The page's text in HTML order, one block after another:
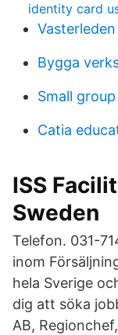
identity card
Bygga
Small
Catia
ISS
Sweden
Telefon. 031-
inom
hela Sverige
dig att söka
AB,